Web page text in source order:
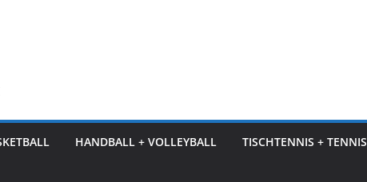
HANDBALL + VOLLEYBALL TISCHTENNIS + TENNIS